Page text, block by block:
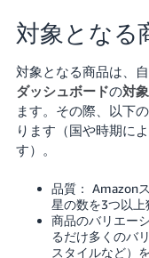
対象となる
対象となる商品は、
ダッシュボードの対
ます。その際、以下
ります（国や時期に
す）。
品質： Amazon
星の数を3つ以上
商品のバリエー
るだけ多くのバ
スタイルなど）